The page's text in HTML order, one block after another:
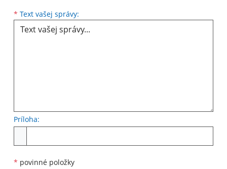
* Text vašej správy:
Príloha:
* povinné položky